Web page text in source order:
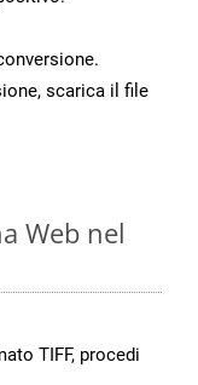
scarica il file
Web nel
TIFF, procedi